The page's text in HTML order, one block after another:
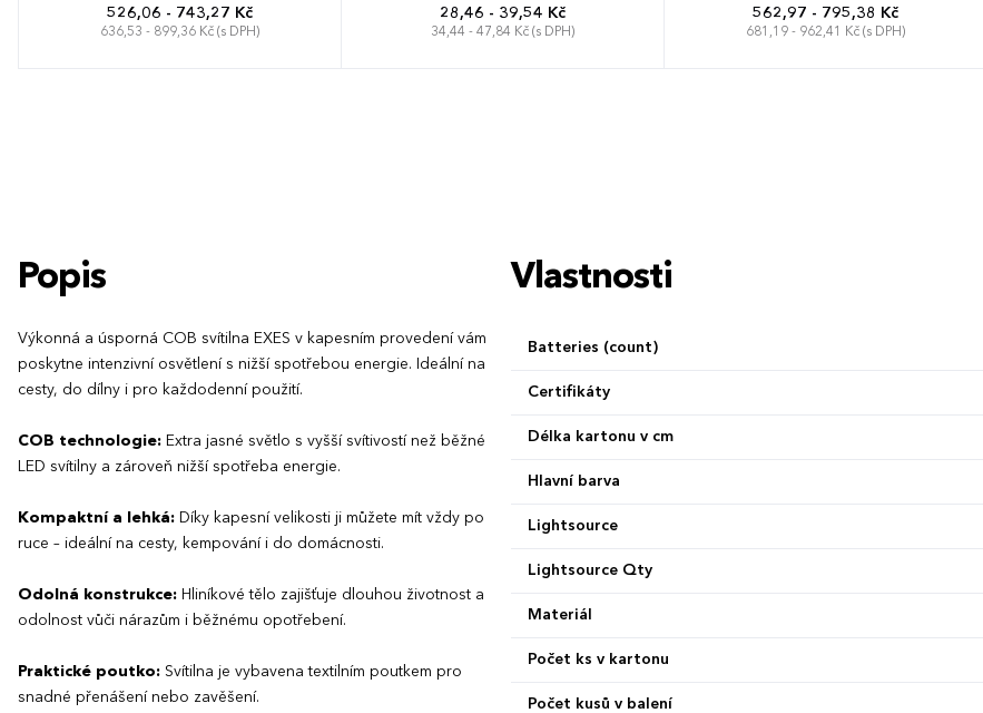
526,06 - 743,27 Kč
636,53 - 899,36 Kč (s DPH)
28,46 - 39,54 Kč
34,44 - 47,84 Kč (s DPH)
562,97 - 795,38 Kč
681,19 - 962,41 Kč (s DPH)
Popis
Výkonná a úsporná COB svítilna EXES v kapesním provedení vám
poskytne intenzivní osvětlení s nižší spotřebou energie. Ideální na
cesty, do dílny i pro každodenní použití.
COB technologie: Extra jasné světlo s vyšší svítivostí než běžné
LED svítilny a zároveň nižší spotřeba energie.
Kompaktní a lehká: Díky kapesní velikosti ji můžete mít vždy po
ruce – ideální na cesty, kempování i do domácnosti.
Odolná konstrukce: Hliníkové tělo zajišťuje dlouhou životnost a
odolnost vůči nárazům i běžnému opotřebení.
Praktické poutko: Svítilna je vybavena textilním poutkem pro
snadné přenášení nebo zavěšení.
Vlastnosti
Batteries (count)
Certifikáty
Délka kartonu v cm
Hlavní barva
Lightsource
Lightsource Qty
Materiál
Počet ks v kartonu
Počet kusů v balení